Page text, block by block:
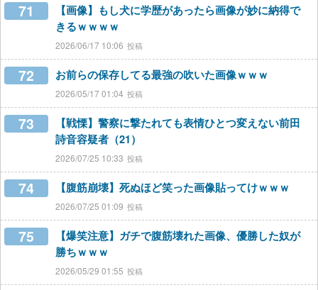
71
【画像】もし犬に学歴があったら画像が妙に納得で
きるｗｗｗｗ
2026/06/17 10:06
72 お前らの保存してる最強の吹いた画像ｗｗｗ
2026/05/17 01:04
73
【戦慄】警察に撃たれても表情ひとつ変えない前田
詩音容疑者（21）
2026/07/25 10:33
74 【腹筋崩壊】死ぬほど笑った画像貼ってけｗｗｗ
2026/07/25 01:09
75
【爆笑注意】ガチで腹筋壊れた画像、優勝した奴が
勝ちｗｗｗ
2026/05/29 01:55